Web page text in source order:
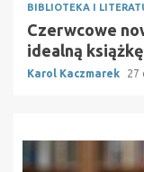
BIBLIOTEKA I
Czerwcowe
idealną
Karol Kaczmarek 27